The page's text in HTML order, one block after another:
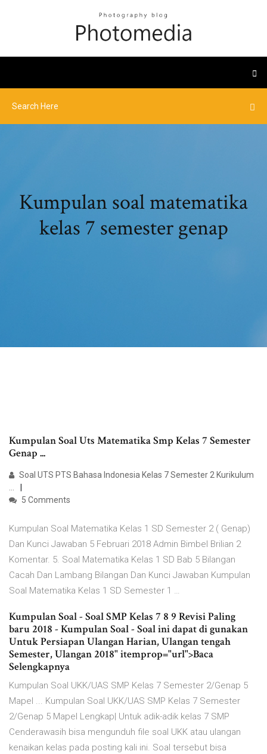
Kumpulan soal matematika
kelas 7 semester genap
Kumpulan Soal Uts Matematika Smp Kelas 7 Semester
Genap ...
Soal UTS PTS Bahasa Indonesia Kelas 7 Semester 2 Kurikulum
...
5 Comments
Kumpulan Soal Matematika Kelas 1 SD Semester 2 ( Genap)
Dan Kunci Jawaban 5 Februari 2018 Admin Bimbel Brilian 2
Komentar. 5. Soal Matematika Kelas 1 SD Bab 5 Bilangan
Cacah Dan Lambang Bilangan Dan Kunci Jawaban Kumpulan
Soal Matematika Kelas 1 SD Semester 1 …
Kumpulan Soal - Soal SMP Kelas 7 8 9 Revisi Paling
baru 2018 - Kumpulan Soal - Soal ini dapat di gunakan
Untuk Persiapan Ulangan Harian, Ulangan tengah
Semester, Ulangan 2018" itemprop="url">Baca
Selengkapnya
Kumpulan Soal UKK/UAS SMP Kelas 7 Semester 2/Genap 5
Mapel ... Kumpulan Soal UKK/UAS SMP Kelas 7 Semester
2/Genap 5 Mapel Lengkap| Untuk adik-adik kelas 7 SMP
Cenderawasih bisa mengunduh file soal UKK atau ulangan
kenaikan kelas pada posting kali ini. Soal tersebut bisa